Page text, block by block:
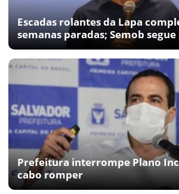
Escadas rolantes da Lapa
semanas paradas; Semob
Prefeitura interrompe Plano
cabo romper